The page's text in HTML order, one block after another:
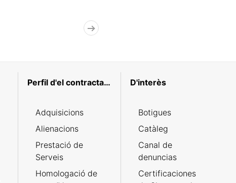
Perfil d'el contractant
Adquisicions
Alienacions
Prestació de
Serveis
Homologació de
D'interès
Botigues
Catàleg
Canal de
denuncias
Certificaciones